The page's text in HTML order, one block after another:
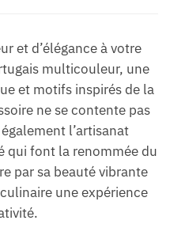
et d’élégance à votre
multicouleur, une
et motifs inspirés de la
ne se contente pas
l’artisanat
qui font la renommée du
par sa beauté vibrante
une expérience